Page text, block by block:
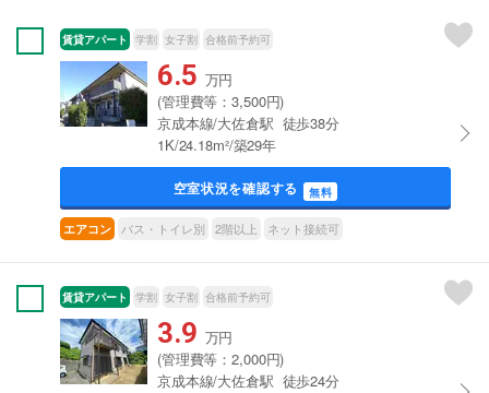
賃貸アパート 学割 女子割 合格前予約可
6.5 万円
(管理費等：3,500円)
京成本線/大佐倉駅 徒歩38分
1K/24.18m²/築29年
空室状況を確認する 無料
エアコン バス・トイレ別 2階以上 ネット接続可
賃貸アパート 学割 女子割 合格前予約可
3.9 万円
(管理費等：2,000円)
京成本線/大佐倉駅 徒歩24分